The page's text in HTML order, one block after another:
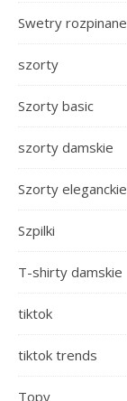
Swetry rozpinane
szorty
Szorty basic
szorty damskie
Szorty eleganckie
Szpilki
T-shirty damskie
tiktok
tiktok trends
Topy